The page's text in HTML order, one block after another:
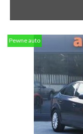
Pewne auto